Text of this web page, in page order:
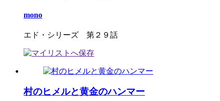
mono
エド・シリーズ 第２９話
村のヒメルと黄金のハンマー